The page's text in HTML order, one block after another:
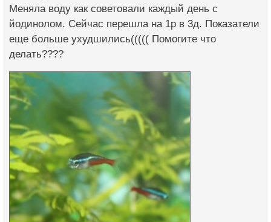
Меняла воду как советовали каждый день с
йодинолом. Сейчас перешла на 1р в 3д. Показатели
еще больше ухудшились((((( Помогите что
делать????